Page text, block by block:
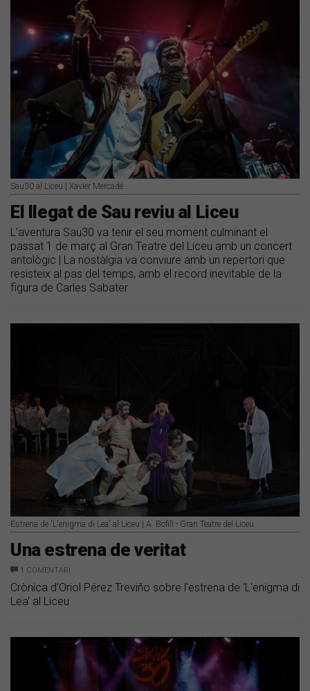
Sau30 al Liceu | Xavier Mercadé
El llegat de Sau reviu al Liceu
L’aventura Sau30 va tenir el seu moment culminant el
passat 1 de març al Gran Teatre del Liceu amb un concert
antològic | La nostàlgia va conviure amb un repertori que
resisteix al pas del temps, amb el record inevitable de la
figura de Carles Sabater
Estrena de 'L'enigma di Lea' al Liceu | A. Bofill - Gran Teatre del Liceu
Una estrena de veritat
1 COMENTARI
Crònica d'Oriol Pérez Treviño sobre l'estrena de 'L'enigma di
Lea' al Liceu